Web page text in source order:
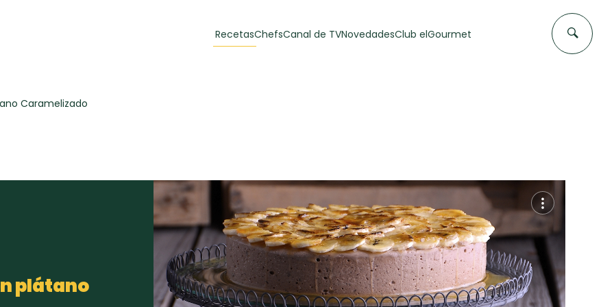
Recetas
Toast de trucha
curada y queso
30 min
EMPANADAS DE
CARNE
60 min
FLAN CASERO
50 min
ChefsCanal de TVNovedadesClub elGourmet
Caramelizado
plátano